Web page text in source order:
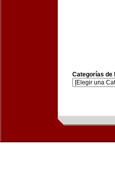
Categorías de